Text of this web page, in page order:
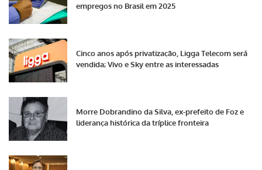
empregos no Brasil em 2025
Cinco anos após privatização, Ligga Telecom será
vendida; Vivo e Sky entre as interessadas
Morre Dobrandino da Silva, ex-prefeito de Foz e
liderança histórica da tríplice fronteira